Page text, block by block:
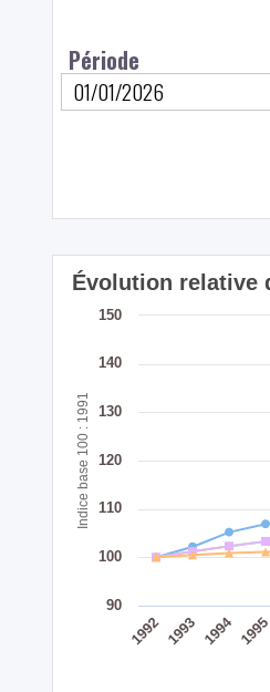
Période
Indice base 100 : 1991
Évolution relative
1992 1993 1994 1995
90
100
110
120
130
140
150